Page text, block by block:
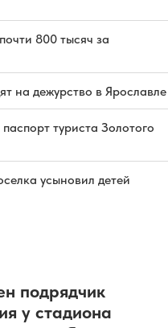
800 тысяч за
на дежурство в Ярославле
туриста Золотого
усыновил детей
подрядчик
у стадиона